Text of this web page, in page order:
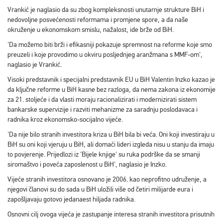
Vrankić je naglasio da su zbog kompleksnosti unutarnje strukture BiH i
nedovoljne posvećenosti reformama i promjene spore, a da naše
okruženje u ekonomskom smislu, nažalost, ide brže od BiH.
'Da možemo biti brži i efikasniji pokazuje spremnost na reforme koje smo
preuzeli i koje provodimo u okviru posljednjeg aranžmana s MMF-om',
naglasio je Vrankić.
Visoki predstavnik i specijalni predstavnik EU u BiH Valentin Inzko kazao je
da ključne reforme u BiH kasne bez razloga, da nema zakona iz ekonomije
za 21. stoljeće i da vlasti moraju racionalizirati i modernizirati sistem
bankarske supervizije i razviti mehanizme za saradnju poslodavaca i
radnika kroz ekonomsko-socijalno vijeće.
'Da nije bilo stranih investitora kriza u BiH bila bi veća. Oni koji investiraju u
BiH su oni koji vjeruju u BiH, ali domaći lideri izgleda nisu u stanju da imaju
to povjerenje. Prijedlozi iz 'Bijele knjige' su ruka podrške da se smanji
siromaštvo i poveća zaposlenost u BiH', naglasio je Inzko.
Vijeće stranih investitora osnovano je 2006. kao neprofitno udruženje, a
njegovi članovi su do sada u BiH uložili više od četiri milijarde eura i
zapošljavaju gotovo jedanaest hiljada radnika.
Osnovni cilj ovoga vijeća je zastupanje interesa stranih investitora prisutnih